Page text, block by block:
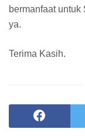
bermanfaat
ya.
Terima Kasih.